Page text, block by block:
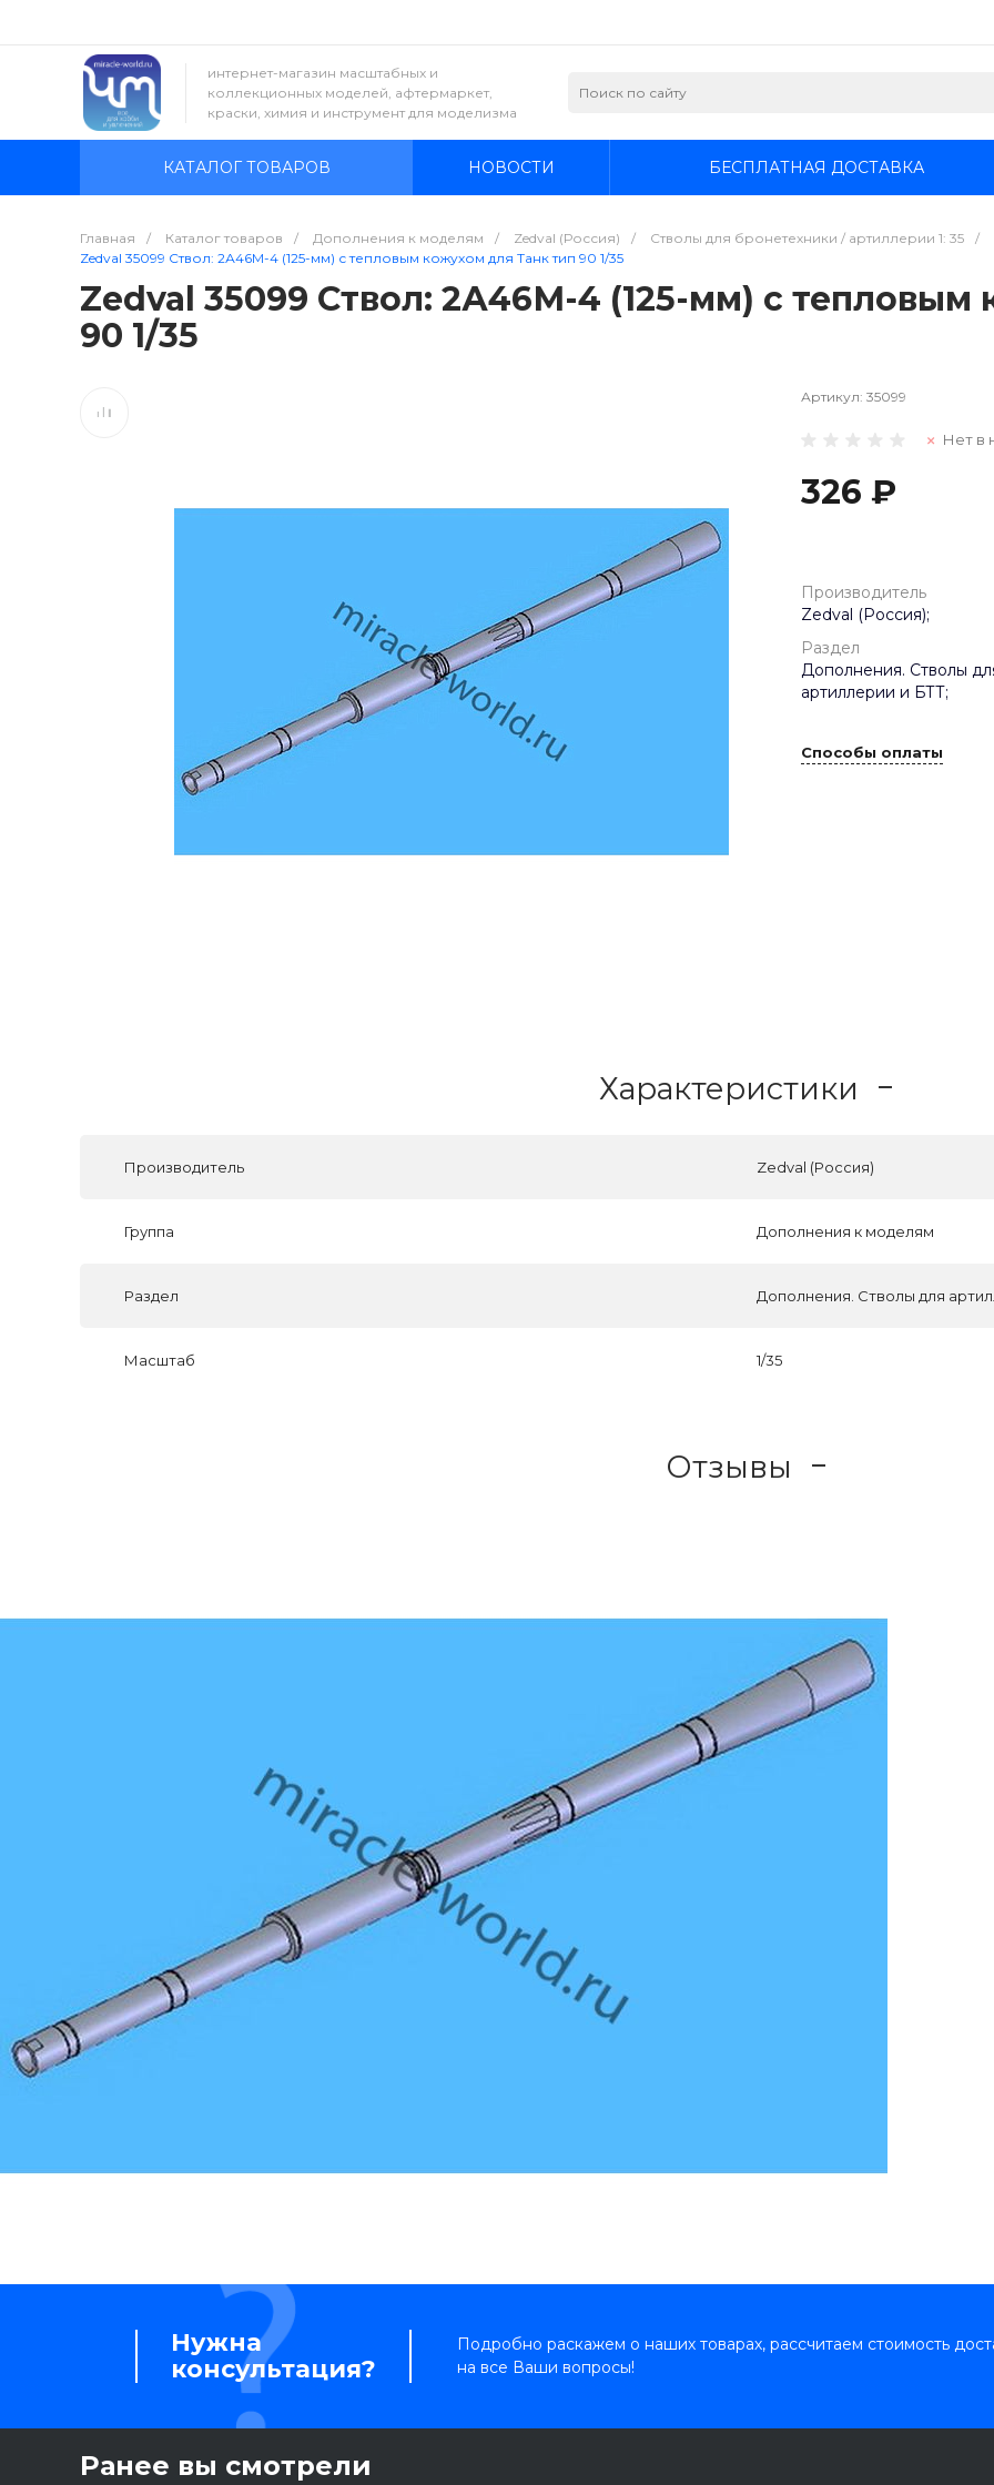
интернет-магазин масштабных и
коллекционных моделей, афтермаркет,
краски, химия и инструмент для моделизма
КАТАЛОГ ТОВАРОВ НОВОСТИ БЕСПЛАТНАЯ ДОСТАВКА
Главная / Каталог товаров / Дополнения к моделям / Zedval (Россия) / Стволы для бронетехники / артиллерии 1: 35
/
Zedval 35099 Ствол: 2А46М-4 (125-мм) с тепловым кожухом для Танк тип 90 1/35
Zedval 35099 Ствол: 2А46М-4 (125-мм) с тепловым
90 1/35
Артикул: 35099
Нет в
326 ₽
Производитель
Zedval (Россия);
Раздел
Дополнения. Стволы
артиллерии и БТТ;
Способы оплаты
Характеристики
Производитель Zedval (Россия)
Группа Дополнения к моделям
Раздел Дополнения. Стволы для
Масштаб 1/35
Отзывы
Нужна
консультация?
Подробно раскажем о наших товарах, рассчитаем стоимость
на все Ваши вопросы!
Ранее вы смотрели